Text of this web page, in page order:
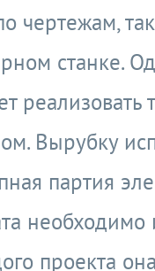
чертежам,
станке.
реализовать
Вырубку
партия
необходимо
проекта